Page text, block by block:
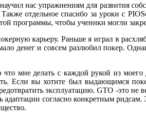
нас упражнениям для развития
отдельное спасибо за уроки с
программы, чтобы ученики могли
карьеру. Раньше я играл в
денег и совсем разлюбил покер.
мне делать с каждой рукой из
Если вы хотите был выдающимся
эксплуатацию. GTO -это не
согласно конкретным